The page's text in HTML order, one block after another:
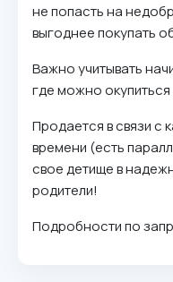
не попасть на
выгоднее покупать
Важно учитывать
где можно
Продается в связи с
времени (есть
свое детище в
родители!
Подробности по